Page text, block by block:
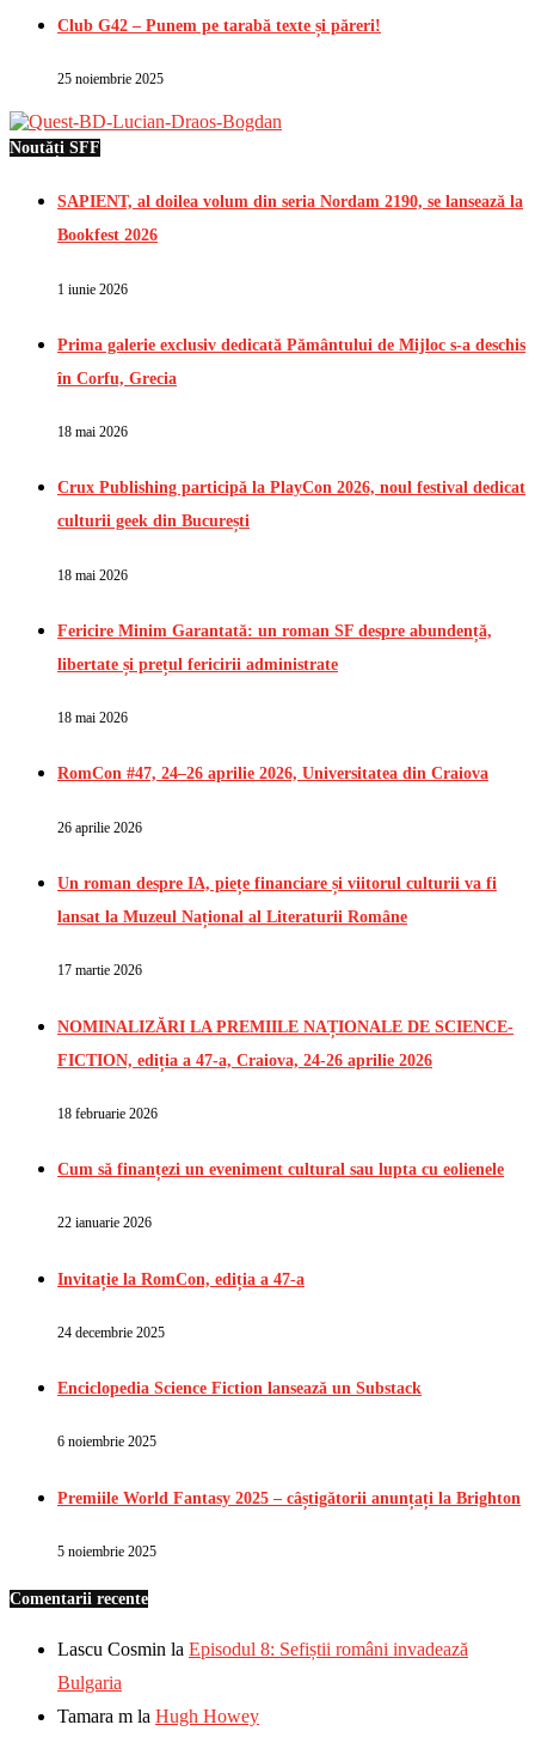
Club G42 – Punem pe tarabă texte și păreri!
25 noiembrie 2025
Noutăți SFF
SAPIENT, al doilea volum din seria Nordam 2190, se lansează la
Bookfest 2026
1 iunie 2026
Prima galerie exclusiv dedicată Pământului de Mijloc s-a deschis
în Corfu, Grecia
18 mai 2026
Crux Publishing participă la PlayCon 2026, noul festival dedicat
culturii geek din București
18 mai 2026
Fericire Minim Garantată: un roman SF despre abundență,
libertate și prețul fericirii administrate
18 mai 2026
RomCon #47, 24–26 aprilie 2026, Universitatea din Craiova
26 aprilie 2026
Un roman despre IA, piețe financiare și viitorul culturii va fi
lansat la Muzeul Național al Literaturii Române
17 martie 2026
NOMINALIZĂRI LA PREMIILE NAȚIONALE DE SCIENCE-
FICTION, ediția a 47-a, Craiova, 24-26 aprilie 2026
18 februarie 2026
Cum să finanțezi un eveniment cultural sau lupta cu eolienele
22 ianuarie 2026
Invitație la RomCon, ediția a 47-a
24 decembrie 2025
Enciclopedia Science Fiction lansează un Substack
6 noiembrie 2025
Premiile World Fantasy 2025 – câștigătorii anunțați la Brighton
5 noiembrie 2025
Comentarii recente
Lascu Cosmin la Episodul 8: Sefiștii români invadează
Bulgaria
Tamara m la Hugh Howey